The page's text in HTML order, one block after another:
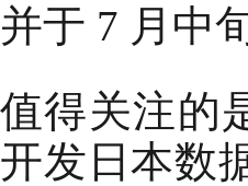
并于 7 月中
值得关注的
开发日本数